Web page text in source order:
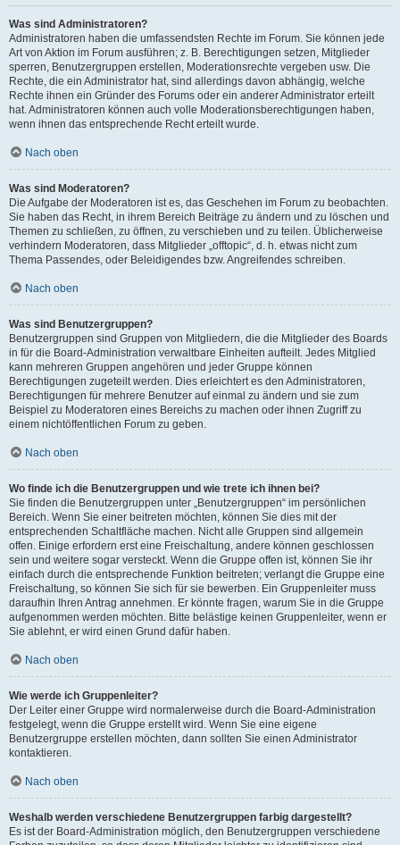
Was sind Administratoren?
Administratoren haben die umfassendsten Rechte im Forum. Sie können jede
Art von Aktion im Forum ausführen; z. B. Berechtigungen setzen, Mitglieder
sperren, Benutzergruppen erstellen, Moderationsrechte vergeben usw. Die
Rechte, die ein Administrator hat, sind allerdings davon abhängig, welche
Rechte ihnen ein Gründer des Forums oder ein anderer Administrator erteilt
hat. Administratoren können auch volle Moderationsberechtigungen haben,
wenn ihnen das entsprechende Recht erteilt wurde.
Nach oben
Was sind Moderatoren?
Die Aufgabe der Moderatoren ist es, das Geschehen im Forum zu beobachten.
Sie haben das Recht, in ihrem Bereich Beiträge zu ändern und zu löschen und
Themen zu schließen, zu öffnen, zu verschieben und zu teilen. Üblicherweise
verhindern Moderatoren, dass Mitglieder „offtopic“, d. h. etwas nicht zum
Thema Passendes, oder Beleidigendes bzw. Angreifendes schreiben.
Nach oben
Was sind Benutzergruppen?
Benutzergruppen sind Gruppen von Mitgliedern, die die Mitglieder des Boards
in für die Board-Administration verwaltbare Einheiten aufteilt. Jedes Mitglied
kann mehreren Gruppen angehören und jeder Gruppe können
Berechtigungen zugeteilt werden. Dies erleichtert es den Administratoren,
Berechtigungen für mehrere Benutzer auf einmal zu ändern und sie zum
Beispiel zu Moderatoren eines Bereichs zu machen oder ihnen Zugriff zu
einem nichtöffentlichen Forum zu geben.
Nach oben
Wo finde ich die Benutzergruppen und wie trete ich ihnen bei?
Sie finden die Benutzergruppen unter „Benutzergruppen“ im persönlichen
Bereich. Wenn Sie einer beitreten möchten, können Sie dies mit der
entsprechenden Schaltfläche machen. Nicht alle Gruppen sind allgemein
offen. Einige erfordern erst eine Freischaltung, andere können geschlossen
sein und weitere sogar versteckt. Wenn die Gruppe offen ist, können Sie ihr
einfach durch die entsprechende Funktion beitreten; verlangt die Gruppe eine
Freischaltung, so können Sie sich für sie bewerben. Ein Gruppenleiter muss
daraufhin Ihren Antrag annehmen. Er könnte fragen, warum Sie in die Gruppe
aufgenommen werden möchten. Bitte belästige keinen Gruppenleiter, wenn er
Sie ablehnt, er wird einen Grund dafür haben.
Nach oben
Wie werde ich Gruppenleiter?
Der Leiter einer Gruppe wird normalerweise durch die Board-Administration
festgelegt, wenn die Gruppe erstellt wird. Wenn Sie eine eigene
Benutzergruppe erstellen möchten, dann sollten Sie einen Administrator
kontaktieren.
Nach oben
Weshalb werden verschiedene Benutzergruppen farbig dargestellt?
Es ist der Board-Administration möglich, den Benutzergruppen verschiedene